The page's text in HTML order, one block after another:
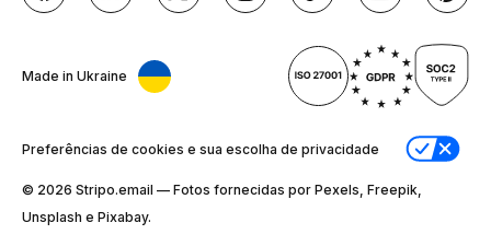
Made in Ukraine
Preferências de cookies e sua escolha de privacidade
© 2026 Stripо.email — Fotos fornecidas por Pexels, Freepik,
Unsplash e Pixabay.